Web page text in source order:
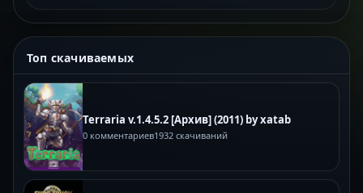
Топ скачиваемых
Terraria v.1.4.5.2 [Архив] (2011) by xatab
0 комментариев1932 скачиваний